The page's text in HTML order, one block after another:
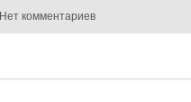
Нет комментариев